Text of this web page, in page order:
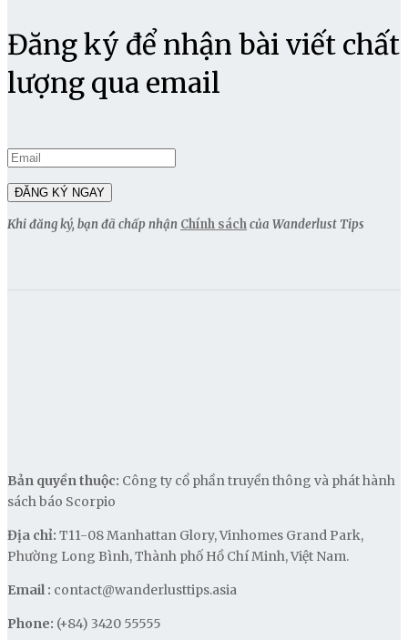
Đăng ký để nhận bài viết chất
lượng qua email
Khi đăng ký, bạn đã chấp nhận Chính sáchcủa Wanderlust Tips
Bản quyền thuộc: Công ty cổ phần truyền thông và phát hành
sách báo Scorpio
Địa chỉ: T11-08 Manhattan Glory, Vinhomes Grand Park,
Phường Long Bình, Thành phố Hồ Chí Minh, Việt Nam.
Email : contact@wanderlusttips.asia
Phone: (+84) 3420 55555